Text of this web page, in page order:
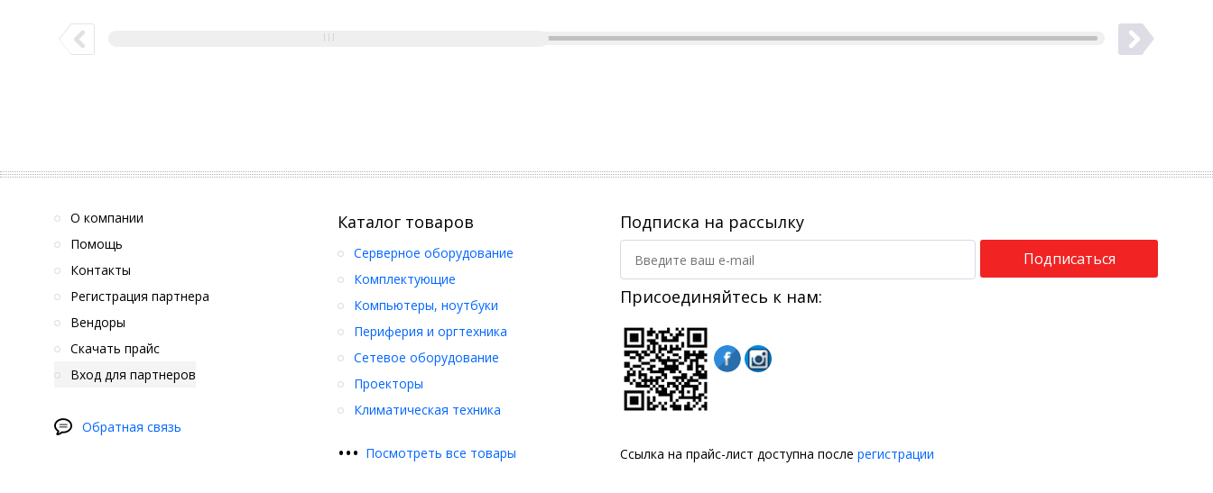
О компании
Помощь
Контакты
Регистрация партнера
Вендоры
Скачать прайс
Вход для партнеров
Обратная связь
Каталог товаров
Серверное оборудование
Комплектующие
Компьютеры, ноутбуки
Периферия и оргтехника
Сетевое оборудование
Проекторы
Климатическая техника
••• Посмотреть все товары
Подписка на рассылку
Подписаться
Присоединяйтесь к нам:
Ссылка на прайс-лист доступна после регистрации